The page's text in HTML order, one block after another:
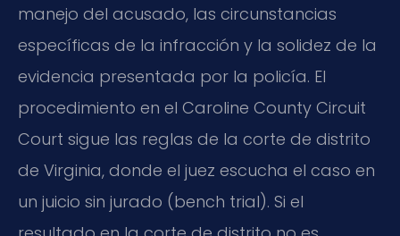
manejo del acusado, las circunstancias
específicas de la infracción y la solidez de la
evidencia presentada por la policía. El
procedimiento en el Caroline County Circuit
Court sigue las reglas de la corte de distrito
de Virginia, donde el juez escucha el caso en
un juicio sin jurado (bench trial). Si el